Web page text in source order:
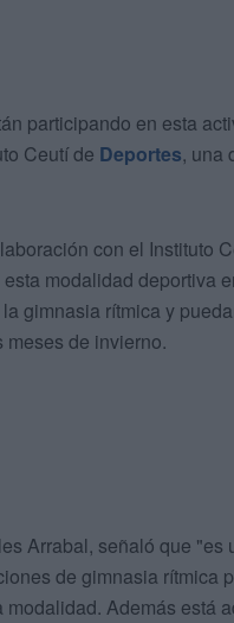
participando en esta
Ceutí de Deportes, una
con el Instituto
modalidad deportiva
gimnasia rítmica y
de invierno.
Arrabal, señaló que "es
de gimnasia rítmica
Además está